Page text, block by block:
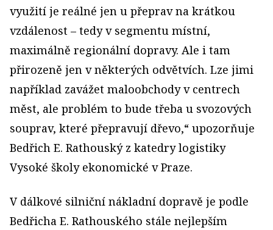
využití je reálné jen u přeprav na krátkou
vzdálenost – tedy v segmentu místní,
maximálně regionální dopravy. Ale i tam
přirozeně jen v některých odvětvích. Lze jimi
například zavážet maloobchody v centrech
měst, ale problém to bude třeba u svozových
souprav, které přepravují dřevo,“ upozorňuje
Bedřich E. Rathouský z katedry logistiky
Vysoké školy ekonomické v Praze.
V dálkové silniční nákladní dopravě je podle
Bedřicha E. Rathouského stále nejlepším